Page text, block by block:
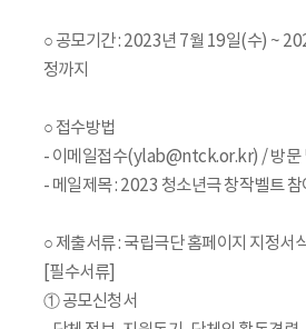
○ 공모기간 : 2023년 7월 19일(수) ~
정까지
○ 접수방법
- 이메일접수(ylab@ntck.or.kr) / 방문
- 메일제목 : 2023 청소년극 창작벨트
○ 제출서류 : 국립극단 홈페이지 지정서
[필수서류]
① 공모신청서